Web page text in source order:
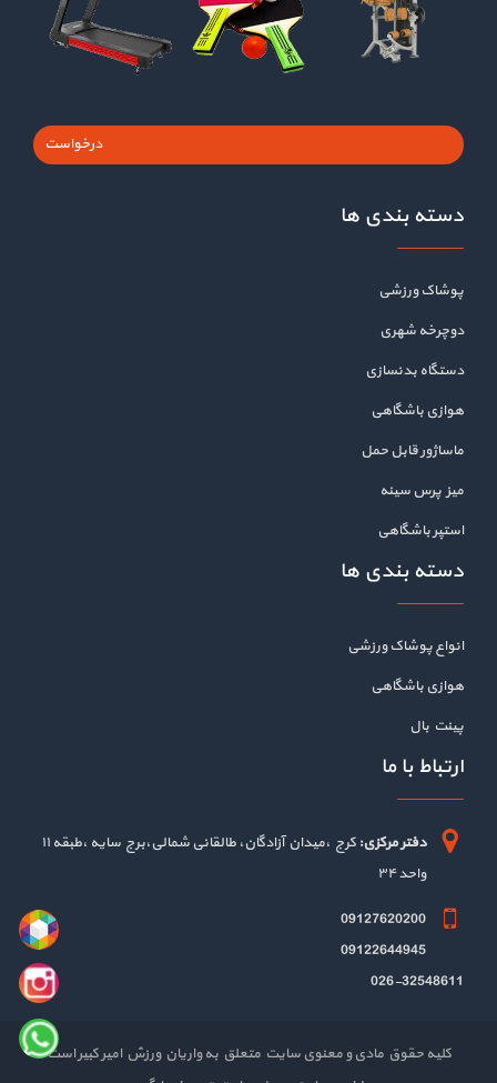
درخواست
دسته بندی ها
پوشاک ورزشی
دوچرخه شهری
دستگاه بدنسازی
هوازی باشگاهی
ماساژور قابل حمل
میز پرس سینه
استپر باشگاهی
دسته بندی ها
انواع پوشاک ورزشی
هوازی باشگاهی
پینت بال
ارتباط با ما
دفتر مرکزی:
کرج ،میدان آزادگان، طالقانی شمالی،برج سایه ،طبقه ۱۱
واحد ۳۴
09127620200
09122644945
026-32548611
کلیه حقوق مادی و معنوی سایت متعلق به واریان ورزش امیر کبیر است